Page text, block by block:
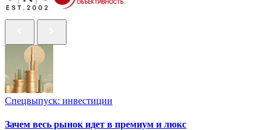
Спецвыпуск: инвестиции
Зачем весь рынок идет в премиум и люкс